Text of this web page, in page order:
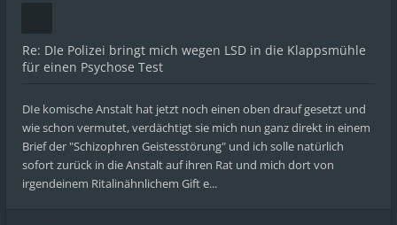
Re: DIe Polizei bringt mich wegen LSD in die Klappsmühle
für einen Psychose Test
DIe komische Anstalt hat jetzt noch einen oben drauf gesetzt und
wie schon vermutet, verdächtigt sie mich nun ganz direkt in einem
Brief der "Schizophren Geistesstörung" und ich solle natürlich
sofort zurück in die Anstalt auf ihren Rat und mich dort von
irgendeinem Ritalinähnlichem Gift e...